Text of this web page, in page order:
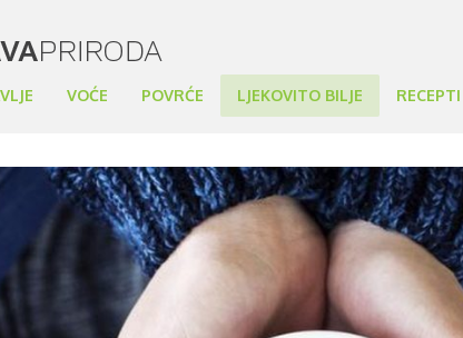
VOĆE POVRĆE LJEKOVITO BILJE RECEPTI